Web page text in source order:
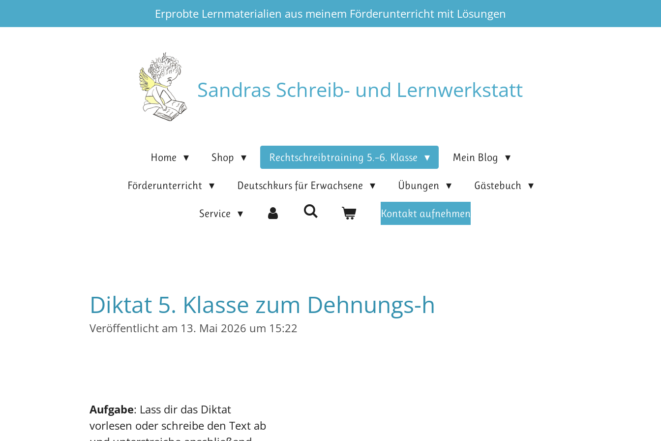
Hauptinhalt
Erprobte Lernmaterialien aus meinem Förderunterricht mit Lösungen
Sandras Schreib- und Lernwerkstatt
Home Shop Rechtschreibtraining 5.–6. Klasse Mein Blog
Förderunterricht Deutschkurs für Erwachsene Übungen Gästebuch
Service Kontakt aufnehmen
Diktat 5. Klasse zum Dehnungs-h
Veröffentlicht am 13. Mai 2026 um 15:22
Aufgabe: Lass dir das Diktat
vorlesen oder schreibe den Text ab